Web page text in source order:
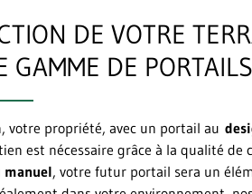
DE VOTRE
GAMME DE
votre propriété, avec un portail au
est nécessaire grâce à la qualité de
manuel, votre futur portail sera un